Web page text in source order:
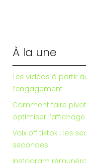
À la une
Les vidéos à partir
l’engagement
Comment faire
optimiser
Voix off tiktok : les
secondes
Instagram